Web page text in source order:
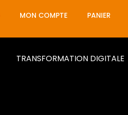
MON COMPTE PANIER
TRANSFORMATION DIGITALE